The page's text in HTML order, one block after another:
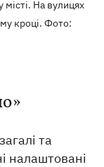
місті. На вулицях
кроці. Фото:
та
налаштовані